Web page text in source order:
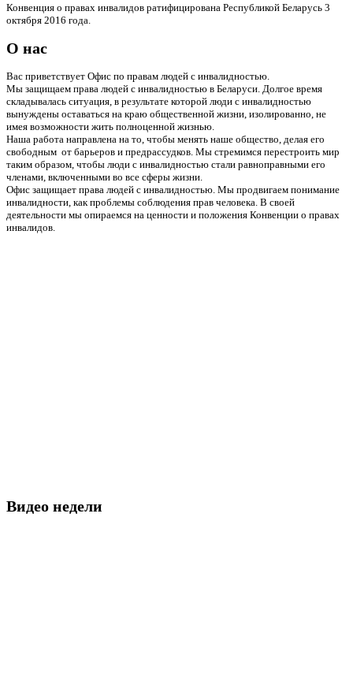
Конвенция о правах инвалидов ратифицирована Республикой Беларусь 3
октября 2016 года.
О нас
Вас приветствует Офис по правам людей с инвалидностью.
Мы защищаем права людей с инвалидностью в Беларуси. Долгое время
складывалась ситуация, в результате которой люди с инвалидностью
вынуждены оставаться на краю общественной жизни, изолированно, не
имея возможности жить полноценной жизнью.
Наша работа направлена на то, чтобы менять наше общество, делая его
свободным от барьеров и предрассудков. Мы стремимся перестроить мир
таким образом, чтобы люди с инвалидностью стали равноправными его
членами, включенными во все сферы жизни.
Офис защищает права людей с инвалидностью. Мы продвигаем понимание
инвалидности, как проблемы соблюдения прав человека. В своей
деятельности мы опираемся на ценности и положения Конвенции о правах
инвалидов.
Видео недели